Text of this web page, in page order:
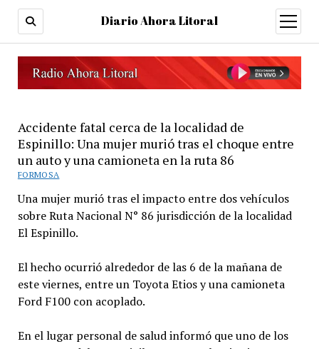
Diario Ahora Litoral
open
menu
Accidente fatal cerca de la localidad de
Espinillo: Una mujer murió tras el choque entre
un auto y una camioneta en la ruta 86
FORMOSA
Una mujer murió tras el impacto entre dos vehículos
sobre Ruta Nacional N° 86 jurisdicción de la localidad
El Espinillo.
El hecho ocurrió alrededor de las 6 de la mañana de
este viernes, entre un Toyota Etios y una camioneta
Ford F100 con acoplado.
En el lugar personal de salud informó que uno de los